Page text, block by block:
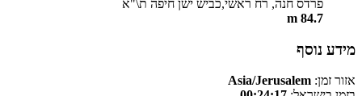
פרדס חנה, רח ראשי,כביש ישן חיפה ת\"א
84.7 m
מידע נוסף
אזור זמן: Asia/Jerusalem